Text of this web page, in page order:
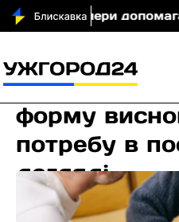
сапери
З 27 грудня
форму
потребу в
догляді